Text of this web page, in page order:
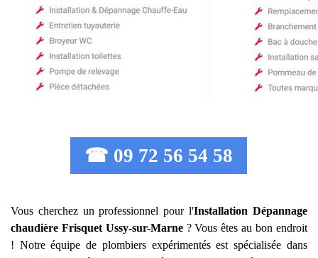
☎ 09 72 56 54 58
Vous cherchez un professionnel pour l'Installation Dépannage
chaudière Frisquet Ussy-sur-Marne? Vous êtes au bon endroit
! Notre équipe de plombiers expérimentés est spécialisée dans